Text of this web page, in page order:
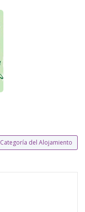
Categoría del Alojamiento